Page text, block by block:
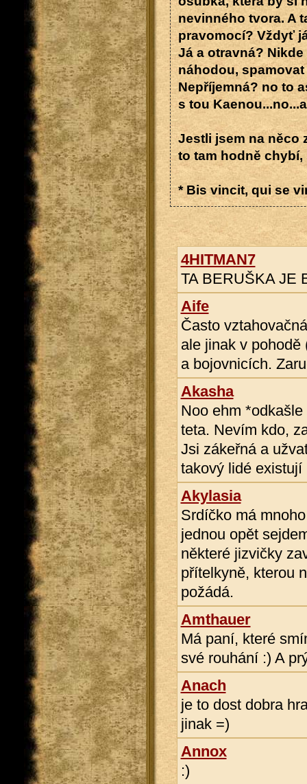
nevinného tvora. A
pravomocí? Vždyť
Já a otravná?
náhodou, spamovat
Nepříjemná? no to
s tou
Jestli jsem na něco
to tam hodně
* Bis vincit, qui se
4HITMAN7
TA BERUŠKA JE
Aife
Často
ale jinak v
a bojovnicích.
Akasha
Noo ehm
teta. Nevím kdo,
Jsi zákeřná a
takový lidé existují
Akylasia
Srdíčko má
jednou opět
některé jizvičky
přítelkyně, kterou
požádá.
Amthauer
Má paní, které
své rouhání :) A
Anach
je to dost dobra
jinak =)
Annox
:)